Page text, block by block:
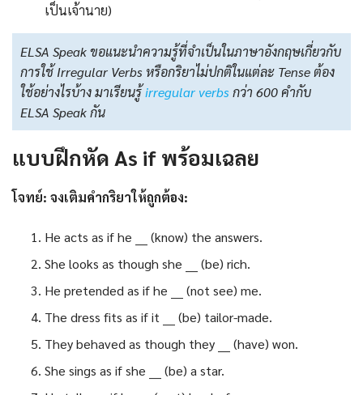
เป็นเจ้านาย)
ELSA Speak ขอแนะนำความรู้ที่จำเป็นในภาษาอังกฤษเกี่ยวกับ
การใช้ Irregular Verbs หรือกริยาไม่ปกติในแต่ละ Tense ต้อง
ใช้อย่างไรบ้าง มาเรียนรู้irregular verbs กว่า 600 คำกับ
ELSA Speak กัน
แบบฝึกหัด As if พร้อมเฉลย
โจทย์: จงเติมคำกริยาให้ถูกต้อง:
He acts as if he ___ (know) the answers.
She looks as though she ___ (be) rich.
He pretended as if he ___ (not see) me.
The dress fits as if it ___ (be) tailor-made.
They behaved as though they ___ (have) won.
She sings as if she ___ (be) a star.